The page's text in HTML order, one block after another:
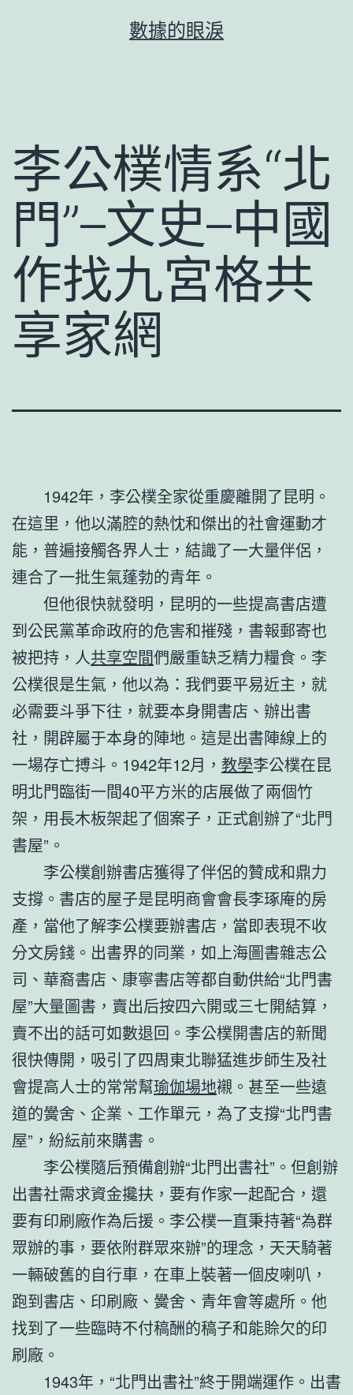
數據的眼淚
李公樸情系“北
門”–文史–中國
作找九宮格共
享家網
1942年，李公樸全家從重慶離開了昆明。
在這里，他以滿腔的熱忱和傑出的社會運動才
能，普遍接觸各界人士，結識了一大量伴侶，
連合了一批生氣蓬勃的青年。
但他很快就發明，昆明的一些提高書店遭
到公民黨革命政府的危害和摧殘，書報郵寄也
被把持，人共享空間們嚴重缺乏精力糧食。李
公樸很是生氣，他以為：我們要平易近主，就
必需要斗爭下往，就要本身開書店、辦出書
社，開辟屬于本身的陣地。這是出書陣線上的
一場存亡搏斗。1942年12月， 教學李公樸在昆
明北門臨街一間40平方米的店展做了兩個竹
架，用長木板架起了個案子，正式創辦了“北門
書屋”。
李公樸創辦書店獲得了伴侶的贊成和鼎力
支撐。書店的屋子是昆明商會會長李琢庵的房
產，當他了解李公樸要辦書店，當即表現不收
分文房錢。出書界的同業，如上海圖書雜志公
司、華裔書店、康寧書店等都自動供給“北門書
屋”大量圖書，賣出后按四六開或三七開結算，
賣不出的話可如數退回。李公樸開書店的新聞
很快傳開，吸引了四周東北聯猛進步師生及社
會提高人士的常常幫瑜伽場地襯。甚至一些遠
道的黌舍、企業、工作單元，為了支撐“北門書
屋”，紛紜前來購書。
李公樸隨后預備創辦“北門出書社”。但創辦
出書社需求資金攙扶，要有作家一起配合，還
要有印刷廠作為后援。李公樸一直秉持著“為群
眾辦的事，要依附群眾來辦”的理念，天天騎著
一輛破舊的自行車，在車上裝著一個皮喇叭，
跑到書店、印刷廠、黌舍、青年會等處所。他
找到了一些臨時不付稿酬的稿子和能賒欠的印
刷廠。
1943年，“北門出書社”終于開端運作。出書